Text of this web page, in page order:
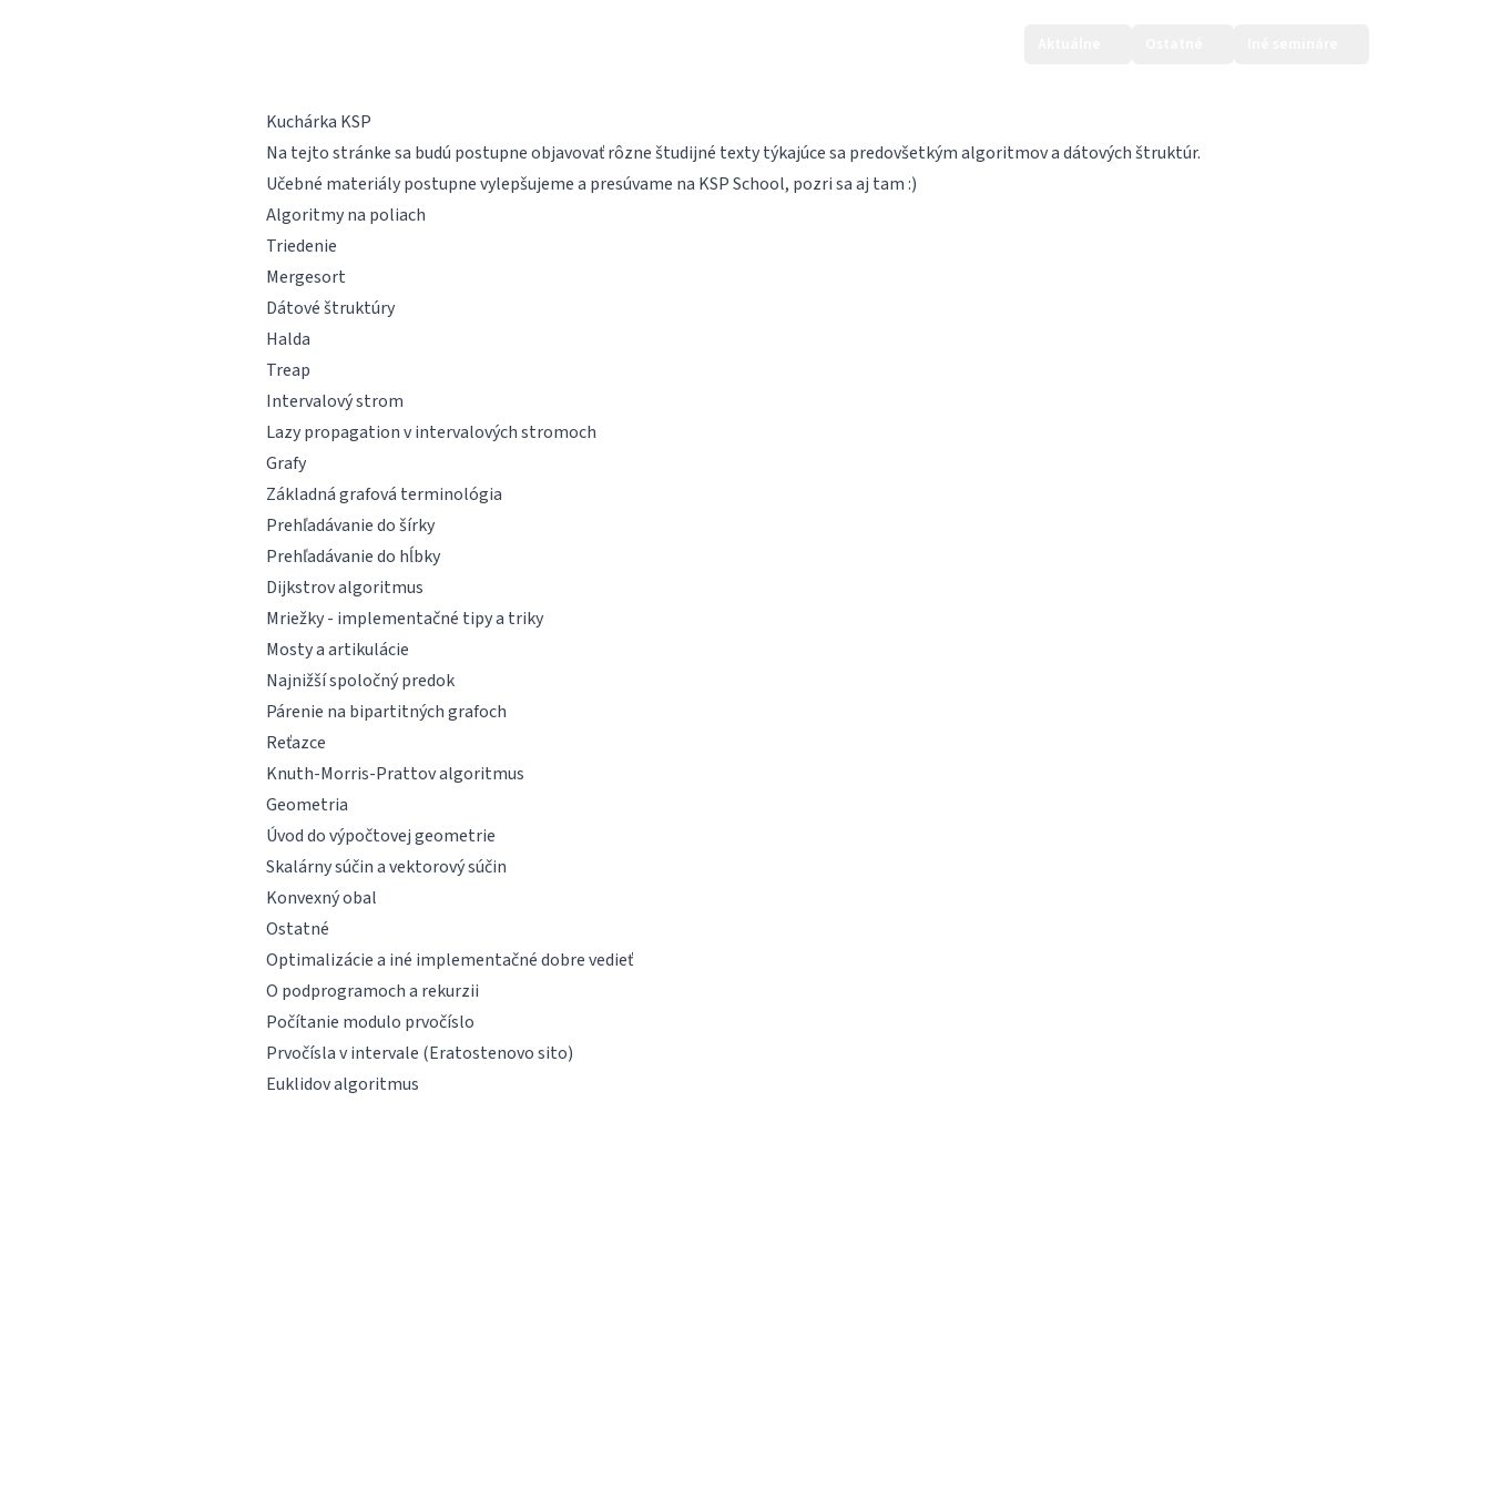
Kuchárka KSP
Na tejto stránke sa budú postupne objavovať rôzne študijné texty týkajúce sa predovšetkým algoritmov a dátových štruktúr.
Učebné materiály postupne vylepšujeme a presúvame na KSP School, pozri sa aj tam :)
Algoritmy na poliach
Triedenie
Mergesort
Dátové štruktúry
Halda
Treap
Intervalový strom
Lazy propagation v intervalových stromoch
Grafy
Základná grafová terminológia
Prehľadávanie do šírky
Prehľadávanie do hĺbky
Dijkstrov algoritmus
Mriežky - implementačné tipy a triky
Mosty a artikulácie
Najnižší spoločný predok
Párenie na bipartitných grafoch
Reťazce
Knuth-Morris-Prattov algoritmus
Geometria
Úvod do výpočtovej geometrie
Skalárny súčin a vektorový súčin
Konvexný obal
Ostatné
Optimalizácie a iné implementačné dobre vedieť
O podprogramoch a rekurzii
Počítanie modulo prvočíslo
Prvočísla v intervale (Eratostenovo sito)
Euklidov algoritmus